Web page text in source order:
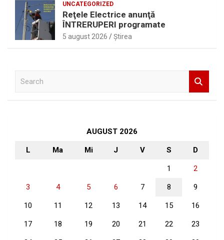
UNCATEGORIZED
Reţele Electrice anunţă
ÎNTRERUPERI programate
5 august 2026 Ştirea
AUGUST 2026
L Ma Mi J V S D
1 2
3 4 5 6 7 8 9
10 11 12 13 14 15 16
17 18 19 20 21 22 23